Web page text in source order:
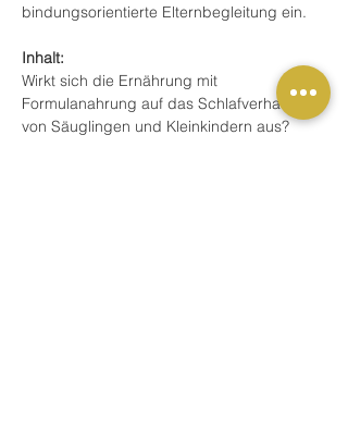
bindungsorientierte Elternbegleitung ein.
Inhalt:
Wirkt sich die Ernährung mit
Formulanahrung auf das Schlafverhalten
von Säuglingen und Kleinkindern aus?